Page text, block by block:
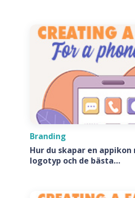
Branding
Hur du skapar en appikon
logotyp och de bästa